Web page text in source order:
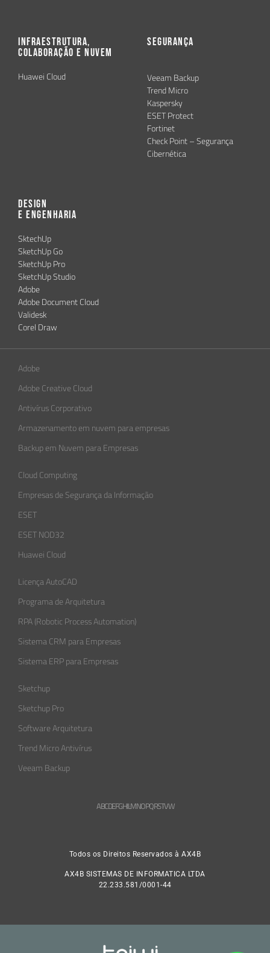
Infraestrutura,
Colaboração e Nuvem
Huawei Cloud
Segurança
Veeam Backup
Trend Micro
Kaspersky
ESET Protect
Fortinet
Check Point – Segurança
Cibernética
Design
e Engenharia
SktechUp
SketchUp Go
SketchUp Pro
SketchUp Studio
Adobe
Adobe Document Cloud
Validesk
Corel Draw
Adobe
Adobe Creative Cloud
Antivírus Corporativo
Armazenamento em nuvem para empresas
Backup em Nuvem para Empresas
Cloud Computing
Empresas de Segurança da Informação​
ESET
ESET NOD32
Huawei Cloud
Licença AutoCAD
Programa de Arquitetura
RPA (Robotic Process Automation)
Sistema CRM para Empresas
Sistema ERP para Empresas
Sketchup
Sketchup Pro
Software Arquitetura
Trend Micro Antivírus
Veeam Backup
ABCDEFGHLMNOPQRSTVW
Todos os Direitos Reservados à AX4B
AX4B SISTEMAS DE INFORMATICA LTDA
22.233.581/0001-44